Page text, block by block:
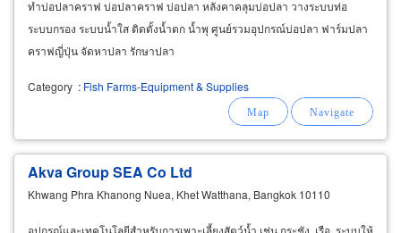
ทำบ่อปลาคราฟ บ่อปลาคราฟ บ่อปลา หลังคาคลุมบ่อปลา วางระบบท่อ
ระบบกรอง ระบบน้ำใส ติดตั้งน้ำตก น้ำพุ ศูนย์รวมอุปกรณ์บ่อปลา ฟาร์มปลา
คราฟญี่ปุ่น จัดหาปลา รักษาปลา
Category : Fish Farms-Equipment & Supplies
Akva Group SEA Co Ltd
Khwang Phra Khanong Nuea, Khet Watthana, Bangkok 10110
อุปกรณ์และเทคโนโลยีสำหรับการเพาะเลี้ยงสัตว์น้ำ เช่น กระชัง, เรือ, ระบบให้